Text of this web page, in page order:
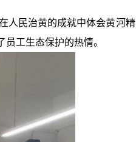
人民治黄的成就中体会黄河精
工生态保护的热情。